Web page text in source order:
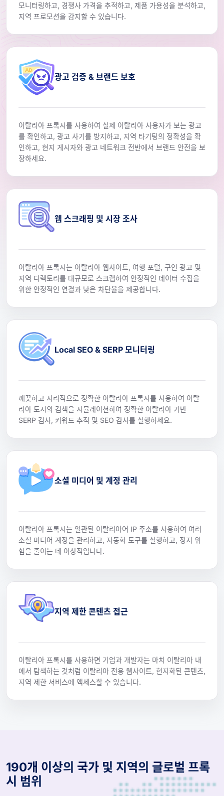
모니터링하고, 경쟁사 가격을 추적하고, 제품 가용성을 분석하고,
지역 프로모션을 감지할 수 있습니다.
광고 검증 & 브랜드 보호
이탈리아 프록시를 사용하여 실제 이탈리아 사용자가 보는 광고
를 확인하고, 광고 사기를 방지하고, 지역 타기팅의 정확성을 확
인하고, 현지 게시자와 광고 네트워크 전반에서 브랜드 안전을 보
장하세요.
웹 스크래핑 및 시장 조사
이탈리아 프록시는 이탈리아 웹사이트, 여행 포털, 구인 광고 및
지역 디렉토리를 대규모로 스크랩하여 안정적인 데이터 수집을
위한 안정적인 연결과 낮은 차단율을 제공합니다.
Local SEO & SERP 모니터링
깨끗하고 지리적으로 정확한 이탈리아 프록시를 사용하여 이탈
리아 도시의 검색을 시뮬레이션하여 정확한 이탈리아 기반
SERP 검사, 키워드 추적 및 SEO 감사를 실행하세요.
소셜 미디어 및 계정 관리
이탈리아 프록시는 일관된 이탈리아어 IP 주소를 사용하여 여러
소셜 미디어 계정을 관리하고, 자동화 도구를 실행하고, 정지 위
험을 줄이는 데 이상적입니다.
지역 제한 콘텐츠 접근
이탈리아 프록시를 사용하면 기업과 개발자는 마치 이탈리아 내
에서 탐색하는 것처럼 이탈리아 전용 웹사이트, 현지화된 콘텐츠,
지역 제한 서비스에 액세스할 수 있습니다.
190개 이상의 국가 및 지역의 글로벌 프록
시 범위